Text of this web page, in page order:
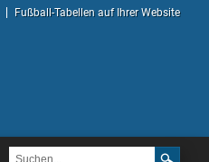
Fußball-Tabellen auf Ihrer Website